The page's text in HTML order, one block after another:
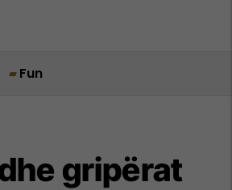
Fun
gripërat